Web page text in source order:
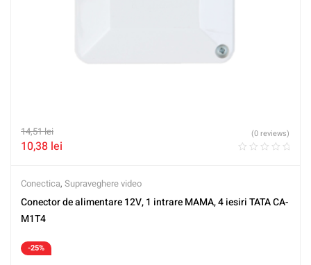
14,51lei
10,38 lei
(0 reviews)
Conectica, Supraveghere video
Conector de alimentare 12V, 1 intrare MAMA, 4 iesiri TATA CA-
M1T4
-25%